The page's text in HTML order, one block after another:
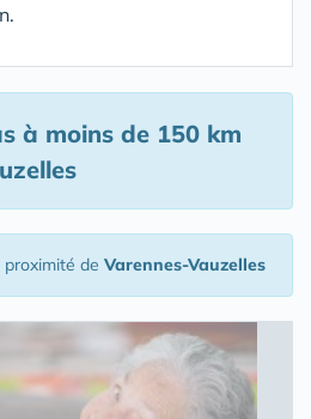
à moins de 150 km
proximité de Varennes-Vauzelles